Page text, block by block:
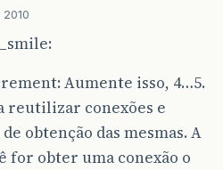
Aumente isso, 4…5.
reutilizar conexões e
obtenção das mesmas. A
for obter uma conexão o